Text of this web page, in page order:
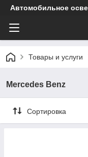
Автомобильное
Товары и услуги
Mercedes Benz
Сортировка